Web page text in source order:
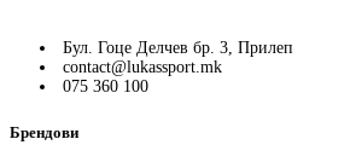
Бул. Гоце Делчев бр. 3, Прилеп
contact@lukassport.mk
075 360 100
Брендови